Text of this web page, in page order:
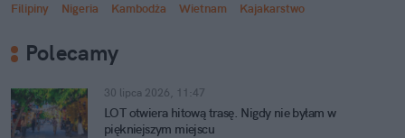
Filipiny Nigeria Kambodża Wietnam Kajakarstwo
Polecamy
30 lipca 2026, 11:47
LOT otwiera hitową trasę. Nigdy nie byłam w
piękniejszym miejscu